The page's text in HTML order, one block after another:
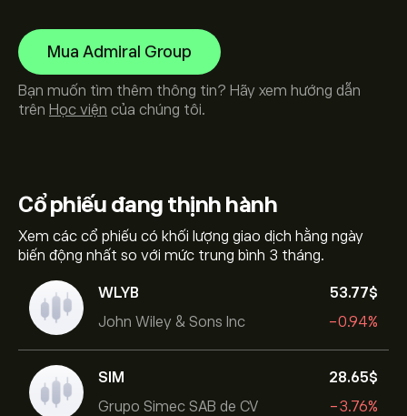
Cổ phiếu đang thịnh hành
Xem các cổ phiếu có khối lượng giao dịch hằng ngày
biến động nhất so với mức trung bình 3 tháng.
WLYB
John Wiley & Sons Inc
53.77‎$‎
-0.94%
SIM
Grupo Simec SAB de CV
28.65‎$‎
-3.76%
Mua Admiral Group
Bạn muốn tìm thêm thông tin? Hãy xem hướng dẫn
trên Học viện của chúng tôi.